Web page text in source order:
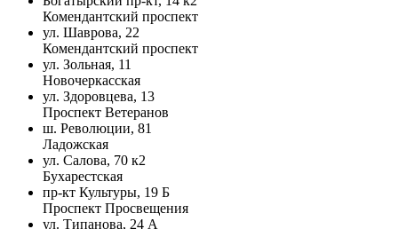
Комендантский проспект
ул. Шаврова, 22
Комендантский проспект
ул. Зольная, 11
Новочеркасская
ул. Здоровцева, 13
Проспект Ветеранов
ш. Революции, 81
Ладожская
ул. Салова, 70 к2
Бухарестская
пр-кт Культуры, 19 Б
Проспект Просвещения
ул. Типанова, 24 А